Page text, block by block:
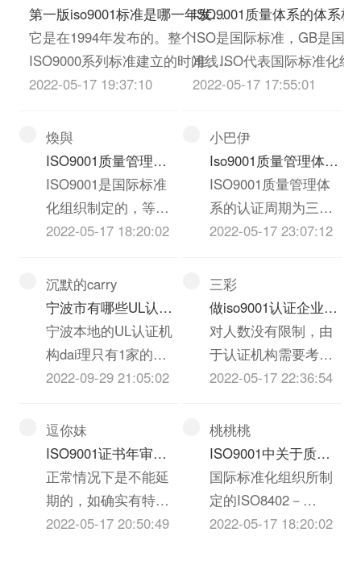
第一版iso9001标准是哪一年发布
的？
它是在1994年发布的。整个
ISO9000系列标准建立的时间线如
下：1987年，ISO9000:1987（a
版）即1987年为ISO9000系列首次
制定，1994年标准正式颁布包
括：
ISO9001:1994ISO9002:1994ISO...
2022-05-17 19:37:10
煥與
ISO9001质量管理体
系证书，属于商务部
分还是技术部分？
ISO9001是国际标准
化组织制定的，等同
于我国的GB/19001-
由国家认监委认证批
准的第三方认证机构
颁发。是质量管理体
系认证证书不属于商
务部分也不是技术部
2022-05-17 18:20:02
沉默的carry
宁波市有哪些UL认证
机构?
宁波本地的UL认证机
构dai理只有1家的，
你可以让机构提供本
明，或者到实验室去
看一下吧，放心，毕
竟UL花费不少
2022-09-29 21:05:02
逗你妹
ISO9001证书年审最
晚可以延迟多长时
间？?
正常情况下是不能延
期的，如确实有特殊
情况情况，需要申请
2022-05-17 20:50:49
在为期3年的转换期中
并存。到2018年9
月，所有的
ISO9001:2008证书都
取相关措施，在3年转
换期间，将其目前
的...
ISO9001质量体系的体系标
是什么？
ISO是国际标准，GB是国
准。ISO代表国际标准化组
（
guobiao的首字母缩写）
2022-05-17 17:55:01
小巴伊
Iso9001质量管理体系
三年到期了，可以复
审吗，还是需要重新
做
ISO9001质量管理体
系的认证周期为三
年，第一年为初次审
为监督审核。《管理
体系认证机构要求》
(CNAS-CC01-2015)
中规定：“监督审核应
至少每个日历年(应进
后的第一次监督审核
应在认证决定日期起
12个月内进行。”如
果...
2022-05-17 23:07:12
三彩
做iso9001认证企业有
人数限制吗？
对人数没有限制，由
于认证机构需要考虑
审核的工作量，对不
审核老师数量不一
样，所以收取的费用
也就不一样。
2022-05-17 22:36:54
桃桃桃
ISO9001中关于质量
的定义是什么？有哪
个高人回答，急用，
谢谢
国际标准化组织所制
定的ISO8402－
1994《质量术语》标
2022-05-17 18:20:02